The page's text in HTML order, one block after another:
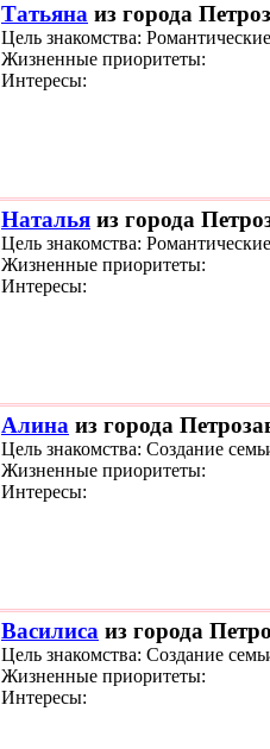
Татьяна из города
Цель знакомства:
Жизненные приоритеты:
Интересы:
Наталья из города
Цель знакомства:
Жизненные приоритеты:
Интересы:
Алина из города
Цель знакомства: Создание
Жизненные приоритеты:
Интересы:
Василиса из города
Цель знакомства: Создание
Жизненные приоритеты:
Интересы: